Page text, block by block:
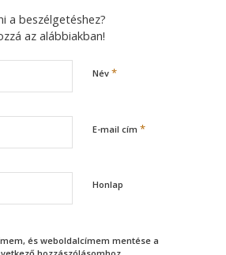
a beszélgetéshez?
az alábbiakban!
Név *
E-mail cím *
Honlap
és weboldalcímem mentése a